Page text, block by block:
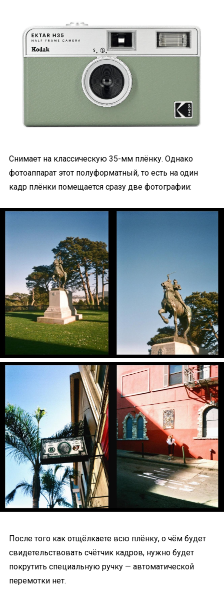
Снимает на классическую 35-мм плёнку. Однако
фотоаппарат этот полуформатный, то есть на один
кадр плёнки помещается сразу две фотографии:
После того как отщёлкаете всю плёнку, о чём будет
свидетельствовать счётчик кадров, нужно будет
покрутить специальную ручку — автоматической
перемотки нет.